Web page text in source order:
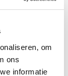
om
ons
informatie